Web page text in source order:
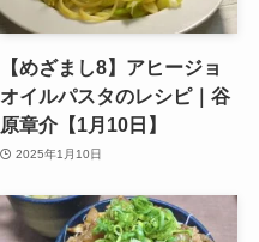
【めざまし8】アヒージョ
オイルパスタのレシピ｜谷
原章介【1月10日】
2025年1月10日